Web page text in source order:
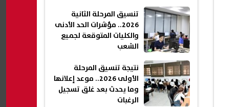
تنسيق المرحلة الثانية
2026.. مؤشرات الحد الأدنى
والكليات المتوقعة لجميع
الشعب
نتيجة تنسيق المرحلة
الأولى 2026.. موعد إعلانها
وما يحدث بعد غلق تسجيل
الرغبات